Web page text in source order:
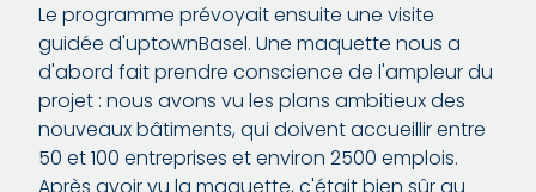
Le programme prévoyait ensuite une visite
guidée d'uptownBasel. Une maquette nous a
d'abord fait prendre conscience de l'ampleur du
projet : nous avons vu les plans ambitieux des
nouveaux bâtiments, qui doivent accueillir entre
50 et 100 entreprises et environ 2500 emplois.